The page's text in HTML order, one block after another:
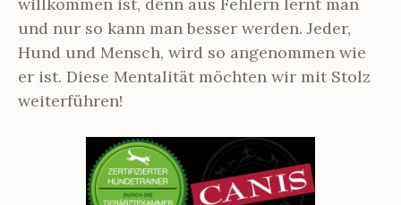
und nur so kann man besser werden. Jeder,
Hund und Mensch, wird so angenommen wie
er ist. Diese Mentalität möchten wir mit Stolz
weiterführen!